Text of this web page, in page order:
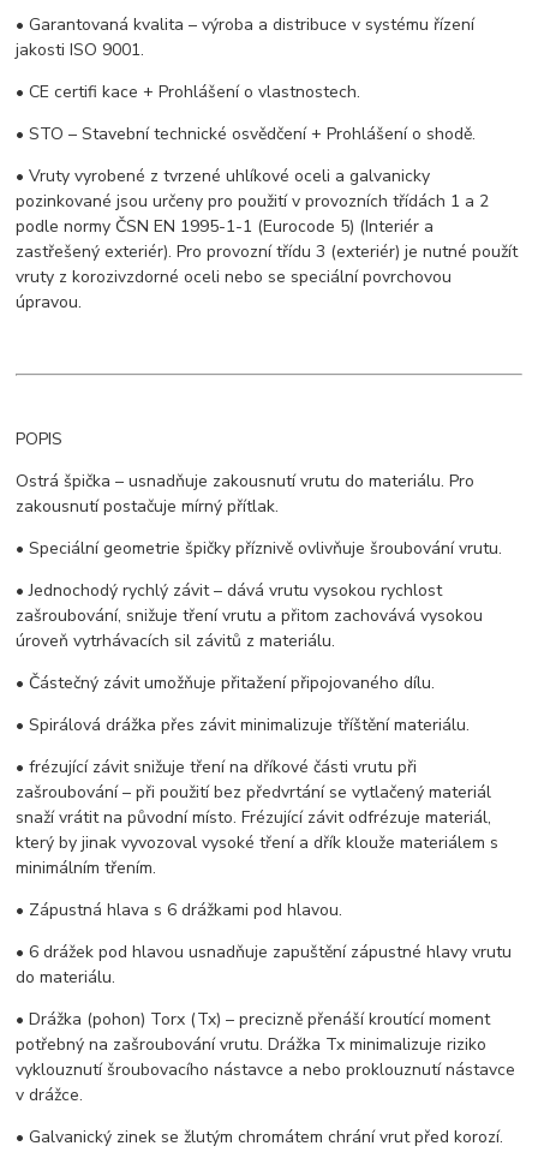
• Garantovaná kvalita – výroba a distribuce v systému řízení
jakosti ISO 9001.
• CE certifi kace + Prohlášení o vlastnostech.
• STO – Stavební technické osvědčení + Prohlášení o shodě.
• Vruty vyrobené z tvrzené uhlíkové oceli a galvanicky
pozinkované jsou určeny pro použití v provozních třídách 1 a 2
podle normy ČSN EN 1995-1-1 (Eurocode 5) (Interiér a
zastřešený exteriér). Pro provozní třídu 3 (exteriér) je nutné použít
vruty z korozivzdorné oceli nebo se speciální povrchovou
úpravou.
POPIS
Ostrá špička – usnadňuje zakousnutí vrutu do materiálu. Pro
zakousnutí postačuje mírný přítlak.
• Speciální geometrie špičky příznivě ovlivňuje šroubování vrutu.
• Jednochodý rychlý závit – dává vrutu vysokou rychlost
zašroubování, snižuje tření vrutu a přitom zachovává vysokou
úroveň vytrhávacích sil závitů z materiálu.
• Částečný závit umožňuje přitažení připojovaného dílu.
• Spirálová drážka přes závit minimalizuje tříštění materiálu.
• frézující závit snižuje tření na dříkové části vrutu při
zašroubování – při použití bez předvrtání se vytlačený materiál
snaží vrátit na původní místo. Frézující závit odfrézuje materiál,
který by jinak vyvozoval vysoké tření a dřík klouže materiálem s
minimálním třením.
• Zápustná hlava s 6 drážkami pod hlavou.
• 6 drážek pod hlavou usnadňuje zapuštění zápustné hlavy vrutu
do materiálu.
• Drážka (pohon) Torx (Tx) – precizně přenáší kroutící moment
potřebný na zašroubování vrutu. Drážka Tx minimalizuje riziko
vyklouznutí šroubovacího nástavce a nebo proklouznutí nástavce
v drážce.
• Galvanický zinek se žlutým chromátem chrání vrut před korozí.